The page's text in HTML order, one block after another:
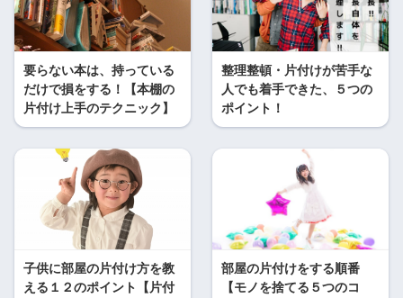
要らない本は、持っている
だけで損をする！【本棚の
片付け上手のテクニック】
整理整頓・片付けが苦手な
人でも着手できた、５つの
ポイント！
子供に部屋の片付け方を教
える１２のポイント【片付
部屋の片付けをする順番
【モノを捨てる５つのコ